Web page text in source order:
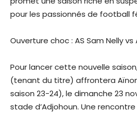
pour les passionnés de football
Ouverture choc : AS Sam Nelly vs
Pour lancer cette nouvelle
(tenant du titre) affrontera
saison 23-24), le dimanche 23
stade d’Adjohoun. Une